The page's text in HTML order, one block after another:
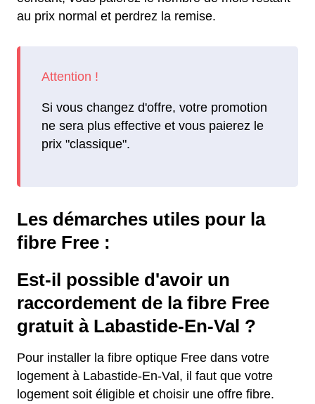
au prix normal et perdrez la remise.
Si vous changez d'offre, votre promotion
ne sera plus effective et vous paierez le
prix "classique".
Les démarches utiles pour la
fibre Free :
Est-il possible d'avoir un
raccordement de la fibre Free
gratuit à Labastide-En-Val ?
Pour installer la fibre optique Free dans votre
logement à Labastide-En-Val, il faut que votre
logement soit éligible et choisir une offre fibre.